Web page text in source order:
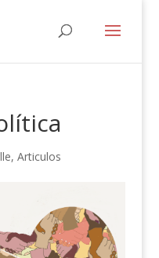
, Articulos